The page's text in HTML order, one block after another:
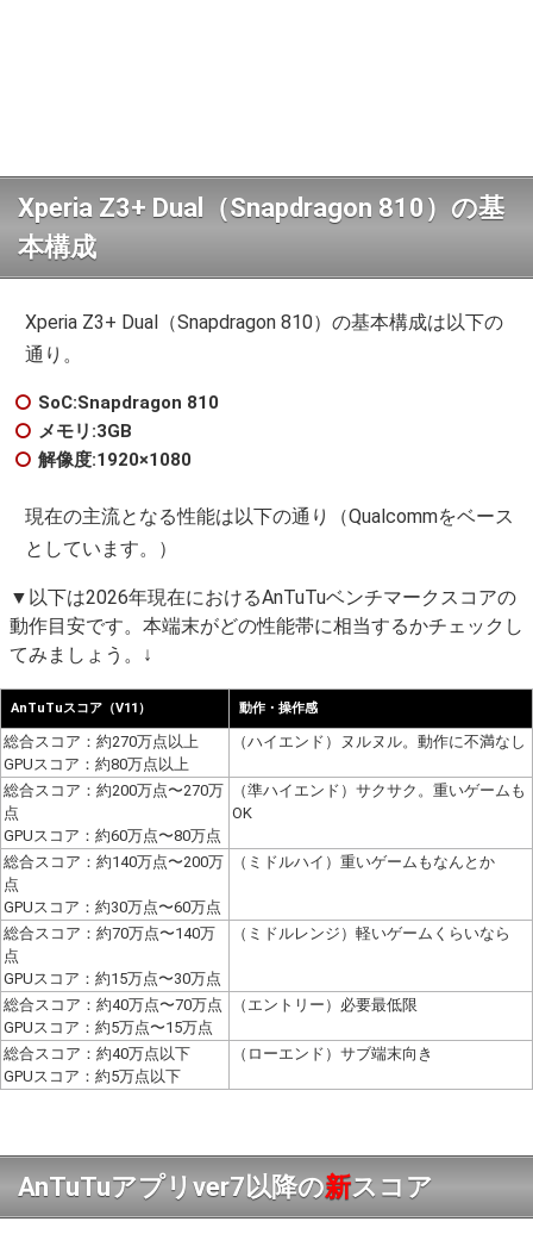
Xperia Z3+ Dual（Snapdragon 810）の基
本構成
Xperia Z3+ Dual（Snapdragon 810）の基本構成は以下の
通り。
SoC:Snapdragon 810
メモリ:3GB
解像度:1920×1080
現在の主流となる性能は以下の通り（Qualcommをベース
としています。）
▼以下は2026年現在におけるAnTuTuベンチマークスコアの
動作目安です。本端末がどの性能帯に相当するかチェックし
てみましょう。↓
AnTuTuスコア（V11） 動作・操作感
総合スコア：約270万点以上
GPUスコア：約80万点以上
（ハイエンド）ヌルヌル。動作に不満なし
総合スコア：約200万点〜270万
点
GPUスコア：約60万点〜80万点
（準ハイエンド）サクサク。重いゲームも
OK
総合スコア：約140万点〜200万
点
GPUスコア：約30万点〜60万点
（ミドルハイ）重いゲームもなんとか
総合スコア：約70万点〜140万
点
GPUスコア：約15万点〜30万点
（ミドルレンジ）軽いゲームくらいなら
総合スコア：約40万点〜70万点
GPUスコア：約5万点〜15万点
（エントリー）必要最低限
総合スコア：約40万点以下
GPUスコア：約5万点以下
（ローエンド）サブ端末向き
AnTuTuアプリver7以降の新スコア